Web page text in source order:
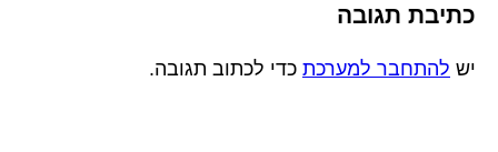
כתיבת תגובה
יש להתחבר למערכת כדי לכתוב תגובה.